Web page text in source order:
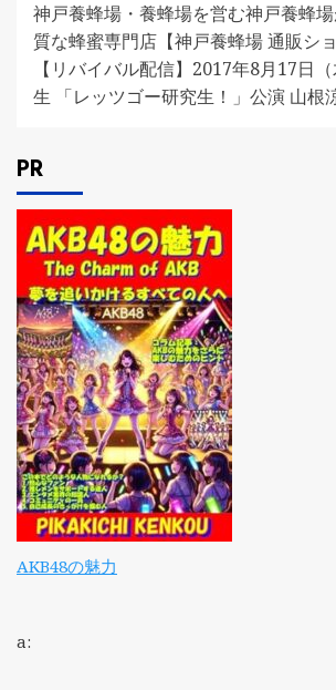
神戸養蜂場・養蜂場を営む神戸養蜂
質な蜂蜜専門店【神戸養蜂場 通販ショ
【リバイバル配信】2017年8月17日
生 「レッツゴー研究生！」公演 山根
PR
AKB48の魅力
a: